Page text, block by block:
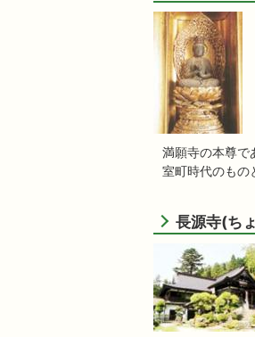
満願寺の本尊で
室町時代のもの
長源寺(ち